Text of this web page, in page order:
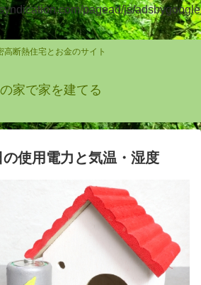
pagead/js/adsbygoogle
高断熱住宅とお金のサイト
家で家を建てる
使用電力と気温・湿度